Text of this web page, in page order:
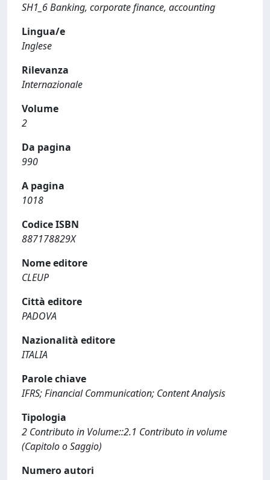
SH1_6 Banking, corporate finance, accounting
Lingua/e
Inglese
Rilevanza
Internazionale
Volume
2
Da pagina
990
A pagina
1018
Codice ISBN
887178829X
Nome editore
CLEUP
Città editore
PADOVA
Nazionalità editore
ITALIA
Parole chiave
IFRS; Financial Communication; Content Analysis
Tipologia
2 Contributo in Volume::2.1 Contributo in volume
(Capitolo o Saggio)
Numero autori